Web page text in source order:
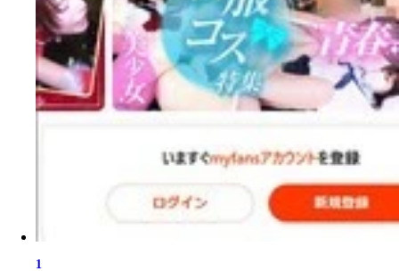
1